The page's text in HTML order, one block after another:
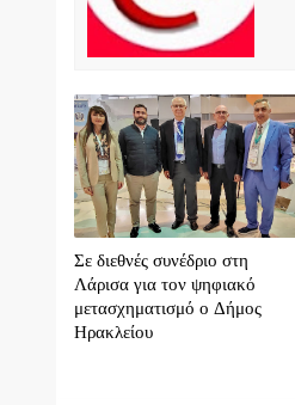
Σε διεθνές συνέδριο στη
Λάρισα για τον ψηφιακό
μετασχηματισμό ο Δήμος
Ηρακλείου